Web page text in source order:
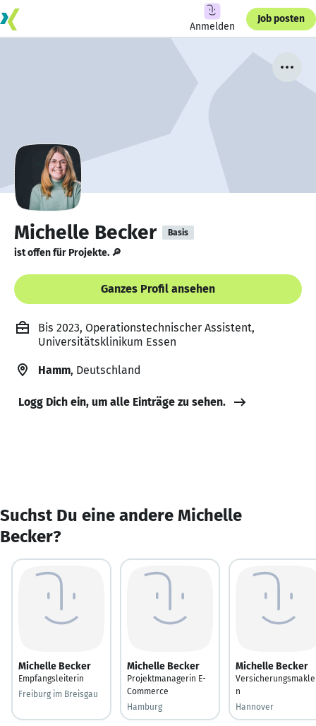
Anmelden
Job posten
Michelle Becker Basis
ist offen für Projekte. 🔎
Ganzes Profil ansehen
Bis 2023, Operationstechnischer Assistent,
Universitätsklinikum Essen
Hamm, Deutschland
Logg Dich ein, um alle Einträge zu sehen.
Suchst Du eine andere Michelle
Becker?
Michelle Becker
Empfangsleiterin
Freiburg im Breisgau
Michelle Becker
Projektmanagerin E-
Commerce
Hamburg
Michelle Becker
n
Hannover